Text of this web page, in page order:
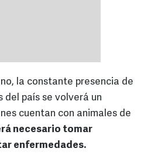
la constante presencia de
del país se volverá un
cuentan con animales de
necesario tomar
enfermedades.